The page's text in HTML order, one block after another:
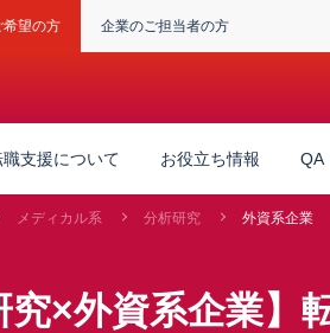
希望の方 企業のご担当者の方
職支援について お役立ち情報 QA
メディカル系 分析研究 外資系企業
究×外資系企業】